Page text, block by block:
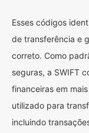
Esses códigos
de transferência e
correto. Como
seguras, a SWIFT
financeiras em
utilizado para
incluindo